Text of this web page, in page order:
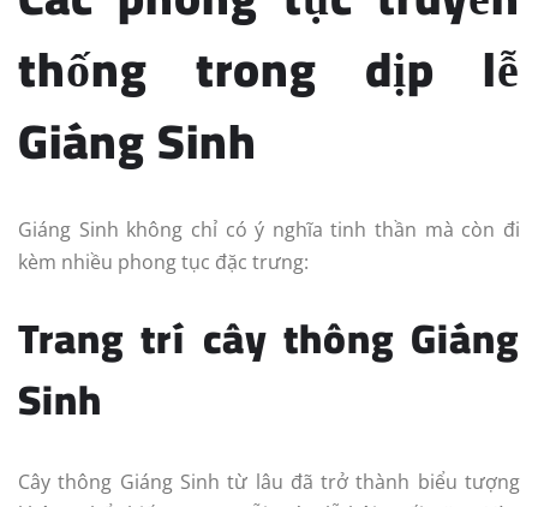
thống trong dịp lễ
Giáng Sinh
Giáng Sinh không chỉ có ý nghĩa tinh thần mà còn đi
kèm nhiều phong tục đặc trưng:
Trang trí cây thông Giáng
Sinh
Cây thông Giáng Sinh từ lâu đã trở thành biểu tượng